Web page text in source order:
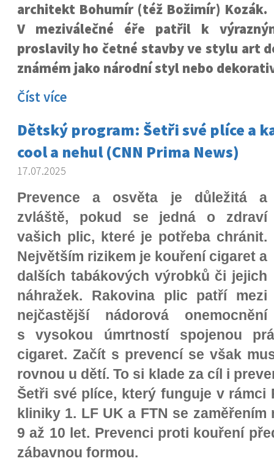
architekt Bohumír (též Božimír) Kozák.
V meziválečné éře patřil k
proslavily ho četné stavby ve stylu art
známém jako národní styl nebo
Číst více
Dětský program: Šetři své plíce a
cool a nehul (CNN Prima News)
17.07.2025
Prevence a osvěta je důležitá a
zvláště, pokud se jedná o zdraví
vašich plic, které je potřeba chránit.
Největším rizikem je kouření cigaret a
dalších tabákových výrobků či jejich
náhražek. Rakovina plic patří mezi
nejčastější nádorová onemocnění
s vysokou úmrtností spojenou
cigaret. Začít s prevencí se však
rovnou u dětí. To si klade za cíl i
Šetři své plíce, který funguje v rámci
kliniky 1. LF UK a FTN se zaměřením
9 až 10 let. Prevenci proti kouření
zábavnou formou.